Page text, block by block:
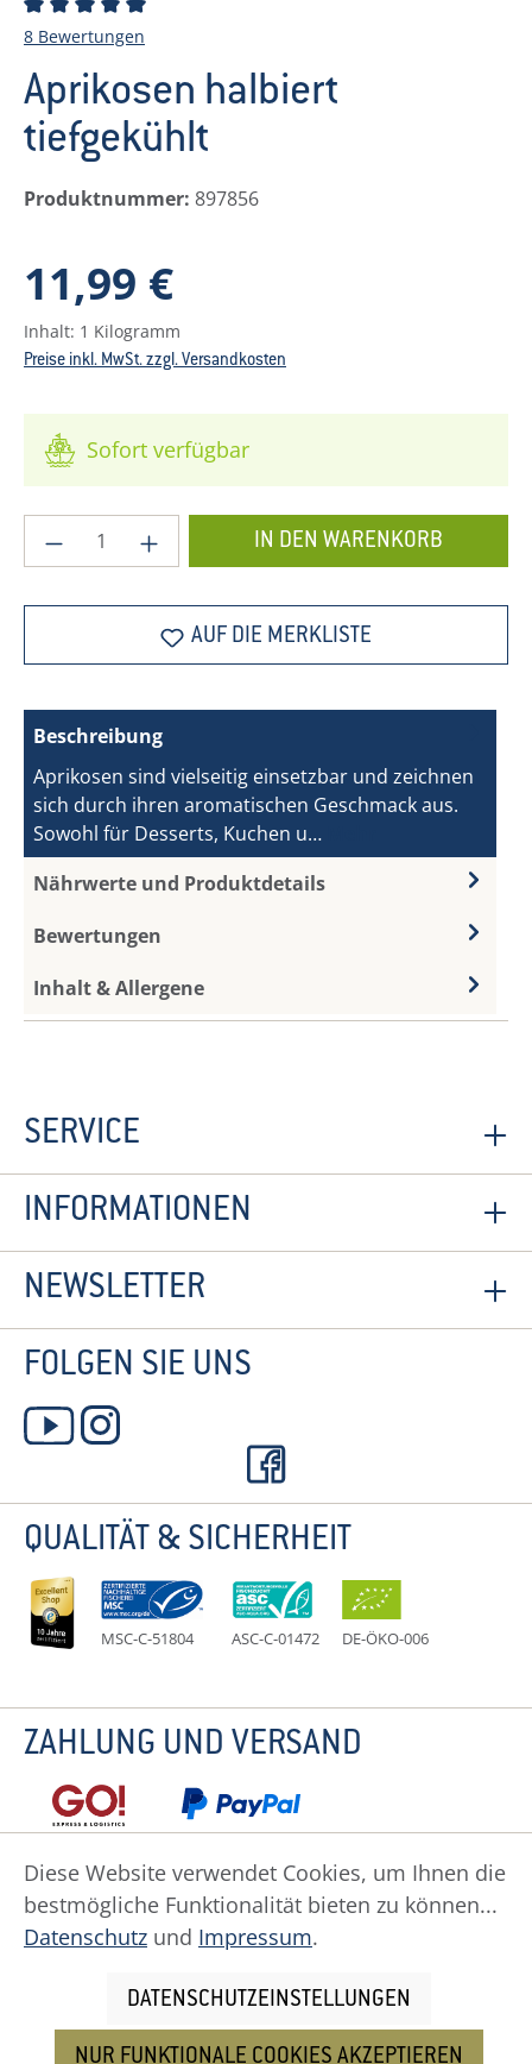
Durchschnittliche Bewertung von 5 von 5 Sternen
8 Bewertungen
Aprikosen halbiert
tiefgekühlt
Produktnummer: 897856
Regulärer Preis:
11,99 €
Inhalt: 1 Kilogramm
Preise inkl. MwSt. zzgl. Versandkosten
Sofort verfügbar
Produkt Anzahl: Gib den gewünschten
IN DEN WARENKORB
AUF DIE MERKLISTE
Beschreibung
Aprikosen sind vielseitig einsetzbar und zeichnen
sich durch ihren aromatischen Geschmack aus.
Sowohl für Desserts, Kuchen u…
Nährwerte und Produktdetails
Bewertungen
Inhalt & Allergene
SERVICE
INFORMATIONEN
NEWSLETTER
FOLGEN SIE UNS
QUALITÄT & SICHERHEIT
MSC-C-51804 ASC-C-01472 DE-ÖKO-006
ZAHLUNG UND VERSAND
Datenschutz Impressum
Widerruf
Widerrufsformular
AGB Zahlung
Cookie Einstellungen
Diese Website verwendet Cookies, um Ihnen die
bestmögliche Funktionalität bieten zu können...
Datenschutz und Impressum.
DATENSCHUTZEINSTELLUNGEN
NUR FUNKTIONALE COOKIES AKZEPTIEREN